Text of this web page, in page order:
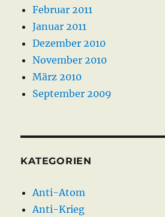
Februar 2011
Januar 2011
Dezember 2010
November 2010
März 2010
September 2009
KATEGORIEN
Anti-Atom
Anti-Krieg